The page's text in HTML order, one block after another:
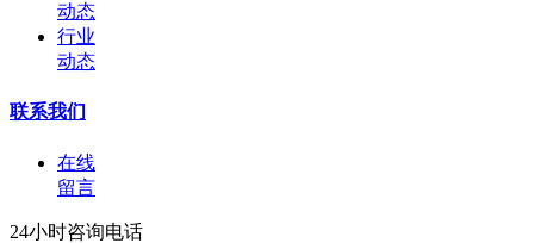
动态
行业
动态
联系我们
在线
留言
24小时咨询电话